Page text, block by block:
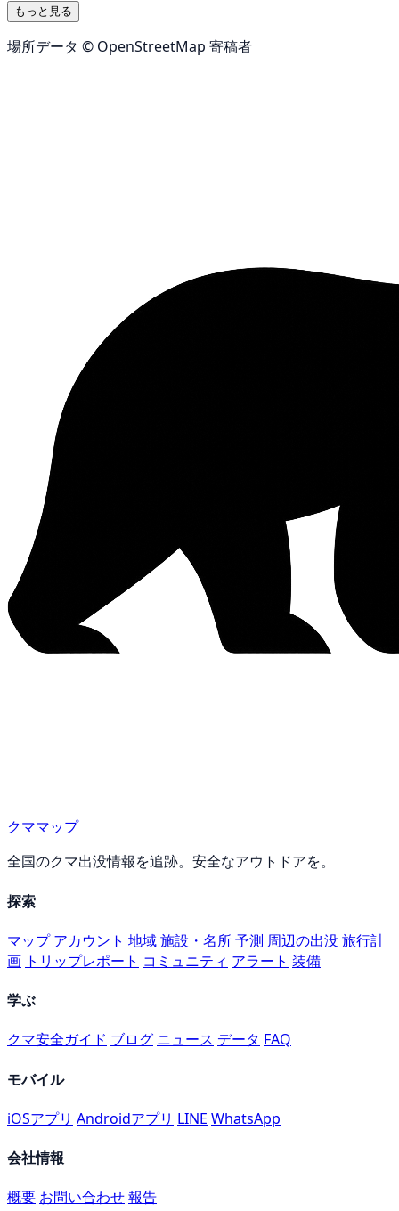
もっと見る
場所データ © OpenStreetMap 寄稿者
クママップ
全国のクマ出没情報を追跡。安全なアウトドアを。
探索
マップ アカウント 地域施設・名所予測 周辺の出没旅行計
画 トリップレポート コミュニティ アラート 装備
学ぶ
クマ安全ガイド ブログ ニュース データ FAQ
モバイル
iOSアプリ Androidアプリ LINE WhatsApp
会社情報
概要 お問い合わせ報告